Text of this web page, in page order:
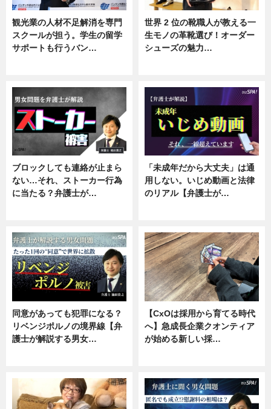
観光業の人材不足解消を専門
スクールが担う。学生の留学
サポートも行うバン…
世界 2 位の靴職人が教える一
生モノの革靴選び！オーダー
シューズの魅力…
ブロックしても連絡が止まら
ない…それ、ストーカー行為
に当たる？弁護士が…
「未成年だから大丈夫」は通
用しない。いじめ動画と法律
のリアル【弁護士が…
同意があっても犯罪になる？
リベンジポルノの境界線【弁
護士が解説する男女…
【CxOは採用から育てる時代
へ】急成長企業クオンティア
が始める新しい採…